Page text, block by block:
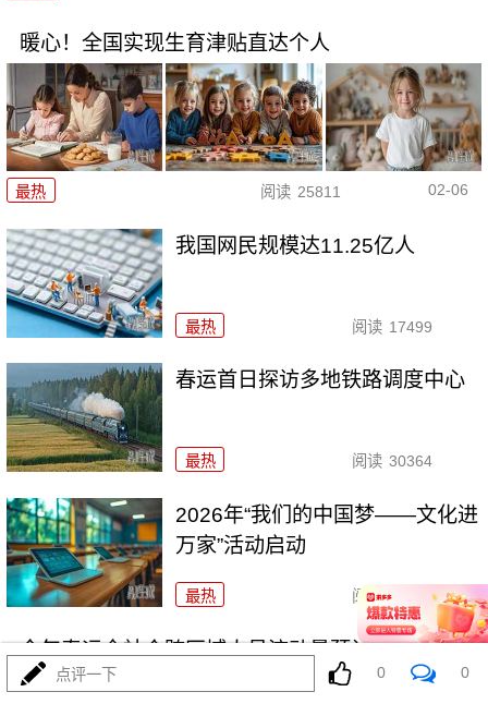
暖心！全国实现生育津贴直达个人
最热 阅读 25811 02-06
我国网民规模达11.25亿人
最热 阅读 17499
春运首日探访多地铁路调度中心
最热 阅读 30364
2026年“我们的中国梦——文化进
万家”活动启动
最热 阅读 24652
今年春运全社会跨区域人员流动量预计将达95亿人
次
点评一下 0 0